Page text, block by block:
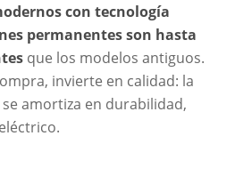
con tecnología
permanentes son hasta
que los modelos antiguos.
invierte en calidad: la
amortiza en durabilidad,